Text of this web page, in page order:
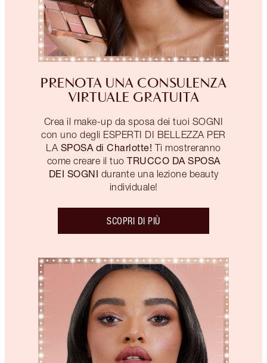
PRENOTA UNA CONSULENZA
VIRTUALE GRATUITA
Crea il make-up da sposa dei tuoi SOGNI
con uno degli ESPERTI DI BELLEZZA PER
LA SPOSA di Charlotte! Ti mostreranno
come creare il tuo TRUCCO DA SPOSA
DEI SOGNI durante una lezione beauty
individuale!
SCOPRI DI PIÙ